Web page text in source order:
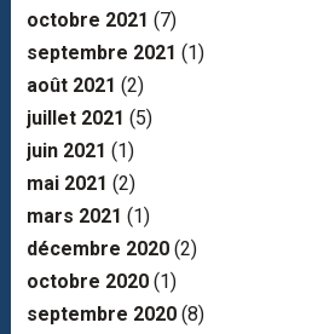
octobre 2021 (7)
septembre 2021 (1)
août 2021 (2)
juillet 2021 (5)
juin 2021 (1)
mai 2021 (2)
mars 2021 (1)
décembre 2020(2)
octobre 2020(1)
septembre 2020(8)